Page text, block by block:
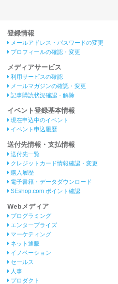
登録情報
メールアドレス・パスワードの変更
プロフィールの確認・変更
メディアサービス
利用サービスの確認
メールマガジンの確認・変更
記事購読状況確認・解除
イベント登録基本情報
現在申込中のイベント
イベント申込履歴
送付先情報・支払情報
送付先一覧
クレジットカード情報確認・変更
購入履歴
電子書籍・データダウンロード
SEshop.com ポイント確認
Webメディア
プログラミング
エンタープライズ
マーケティング
ネット通販
イノベーション
セールス
人事
プロダクト